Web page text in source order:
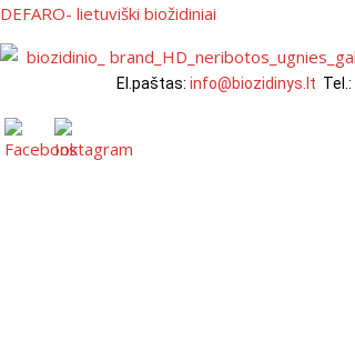
DEFARO- lietuviški biožidiniai
El.paštas:info@biozidinys.lt Tel.: